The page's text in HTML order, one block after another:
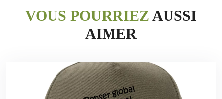
VOUS POURRIEZ AUSSI
AIMER